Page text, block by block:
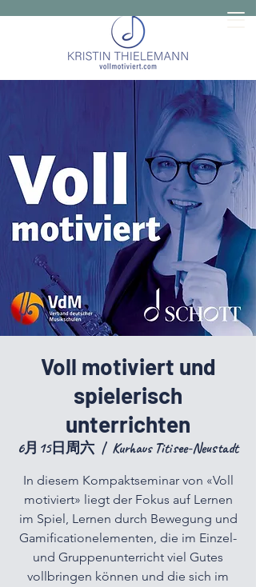
Voll motiviert und
spielerisch
unterrichten
6月15日周六
  |
Kurhaus Titisee-Neustadt
In diesem Kompaktseminar von «Voll
motiviert» liegt der Fokus auf Lernen
im Spiel, Lernen durch Bewegung und
Gamificationelementen, die im Einzel-
und Gruppenunterricht viel Gutes
vollbringen können und die sich im